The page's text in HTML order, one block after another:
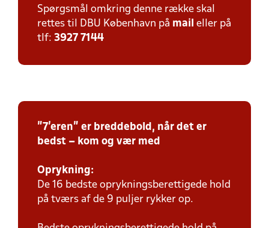
Spørgsmål omkring denne række skal
rettes til DBU København på mail eller på
tlf: 3927 7144
"7'eren" er breddebold, når det er
bedst – kom og vær med
Oprykning:
De 16 bedste oprykningsberettigede hold
på tværs af de 9 puljer rykker op.